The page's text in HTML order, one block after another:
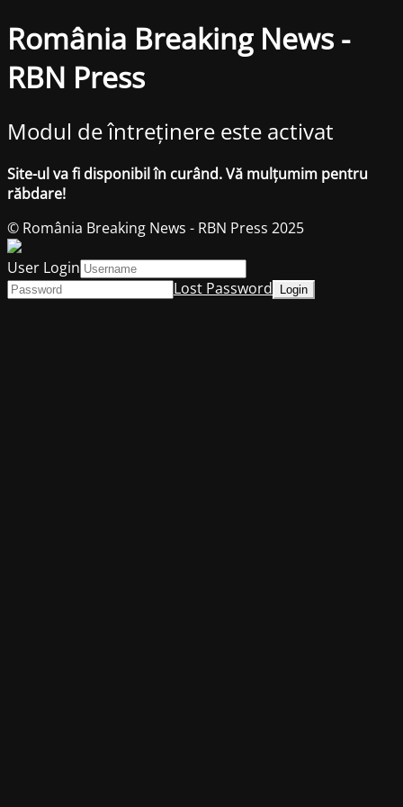
România Breaking News -
RBN Press
Modul de întreținere este activat
Site-ul va fi disponibil în curând. Vă mulțumim pentru
răbdare!
© România Breaking News - RBN Press 2025
User Login
Lost Password